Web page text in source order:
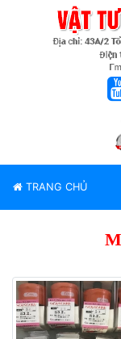
TRANG CHỦ
PHẨM
HIỆU
LIÊN
HỆ